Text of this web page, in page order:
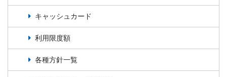
キャッシュカード
利用限度額
各種方針一覧